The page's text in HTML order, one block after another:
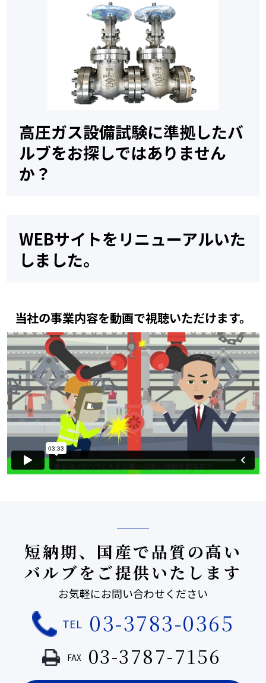
高圧ガス設備試験に準拠したバ
ルブをお探しではありません
か？
WEBサイトをリニューアルいた
しました。
当社の事業内容を動画で視聴いただけます。
短納期、国産で品質の高い
バルブをご提供いたします
お気軽にお問い合わせください
TEL 03-3783-0365
FAX 03-3787-7156